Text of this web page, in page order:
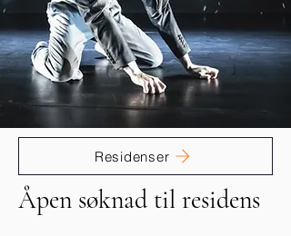
Residenser
Åpen søknad til residens